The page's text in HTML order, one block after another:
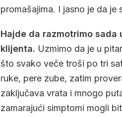
promašajima. I jasno je da je
Hajde da razmotrimo sada
klijenta. Uzmimo da je u
što svako veče troši po tri
ruke, pere zube, zatim
zaključava vrata i mnogo
zamarajući simptomi mogli